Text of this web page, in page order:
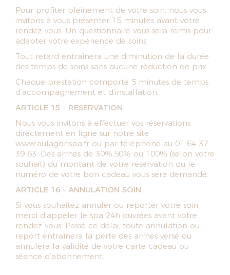
Pour profiter pleinement de votre soin, nous vous
invitons à vous présenter 15 minutes avant votre
rendez-vous. Un questionnaire vous sera remis pour
adapter votre expérience de soins.
Tout retard entraînera une diminution de la durée
des temps de soins sans aucune réduction de prix.
Chaque prestation comporte 5 minutes de temps
d’accompagnement et d’installation.
ARTICLE 15 - RESERVATION
Nous vous invitons à effectuer vos réservations
directement en ligne sur notre site
www.aulagonspa.fr ou par téléphone au 01 64 37
39 63. Des arrhes de 30%,50% ou 100% (selon votre
souhait) du montant de votre réservation ou le
numéro de votre bon cadeau vous sera demandé.
ARTICLE 16 – ANNULATION SOIN
Si vous souhaitez annuler ou reporter votre soin,
merci d’appeler le spa 24h ouvrées avant votre
rendez-vous. Passé ce délai, toute annulation ou
report entraînera la perte des arrhes versé ou
annulera la validité de votre carte cadeau ou
séance d’abonnement.